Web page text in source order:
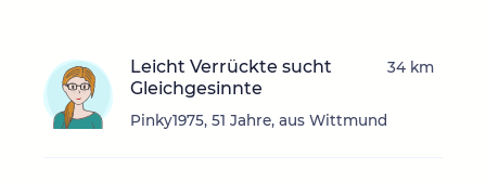
Leicht Verrückte sucht
Gleichgesinnte
Pinky1975, 51 Jahre, aus Wittmund
34 km